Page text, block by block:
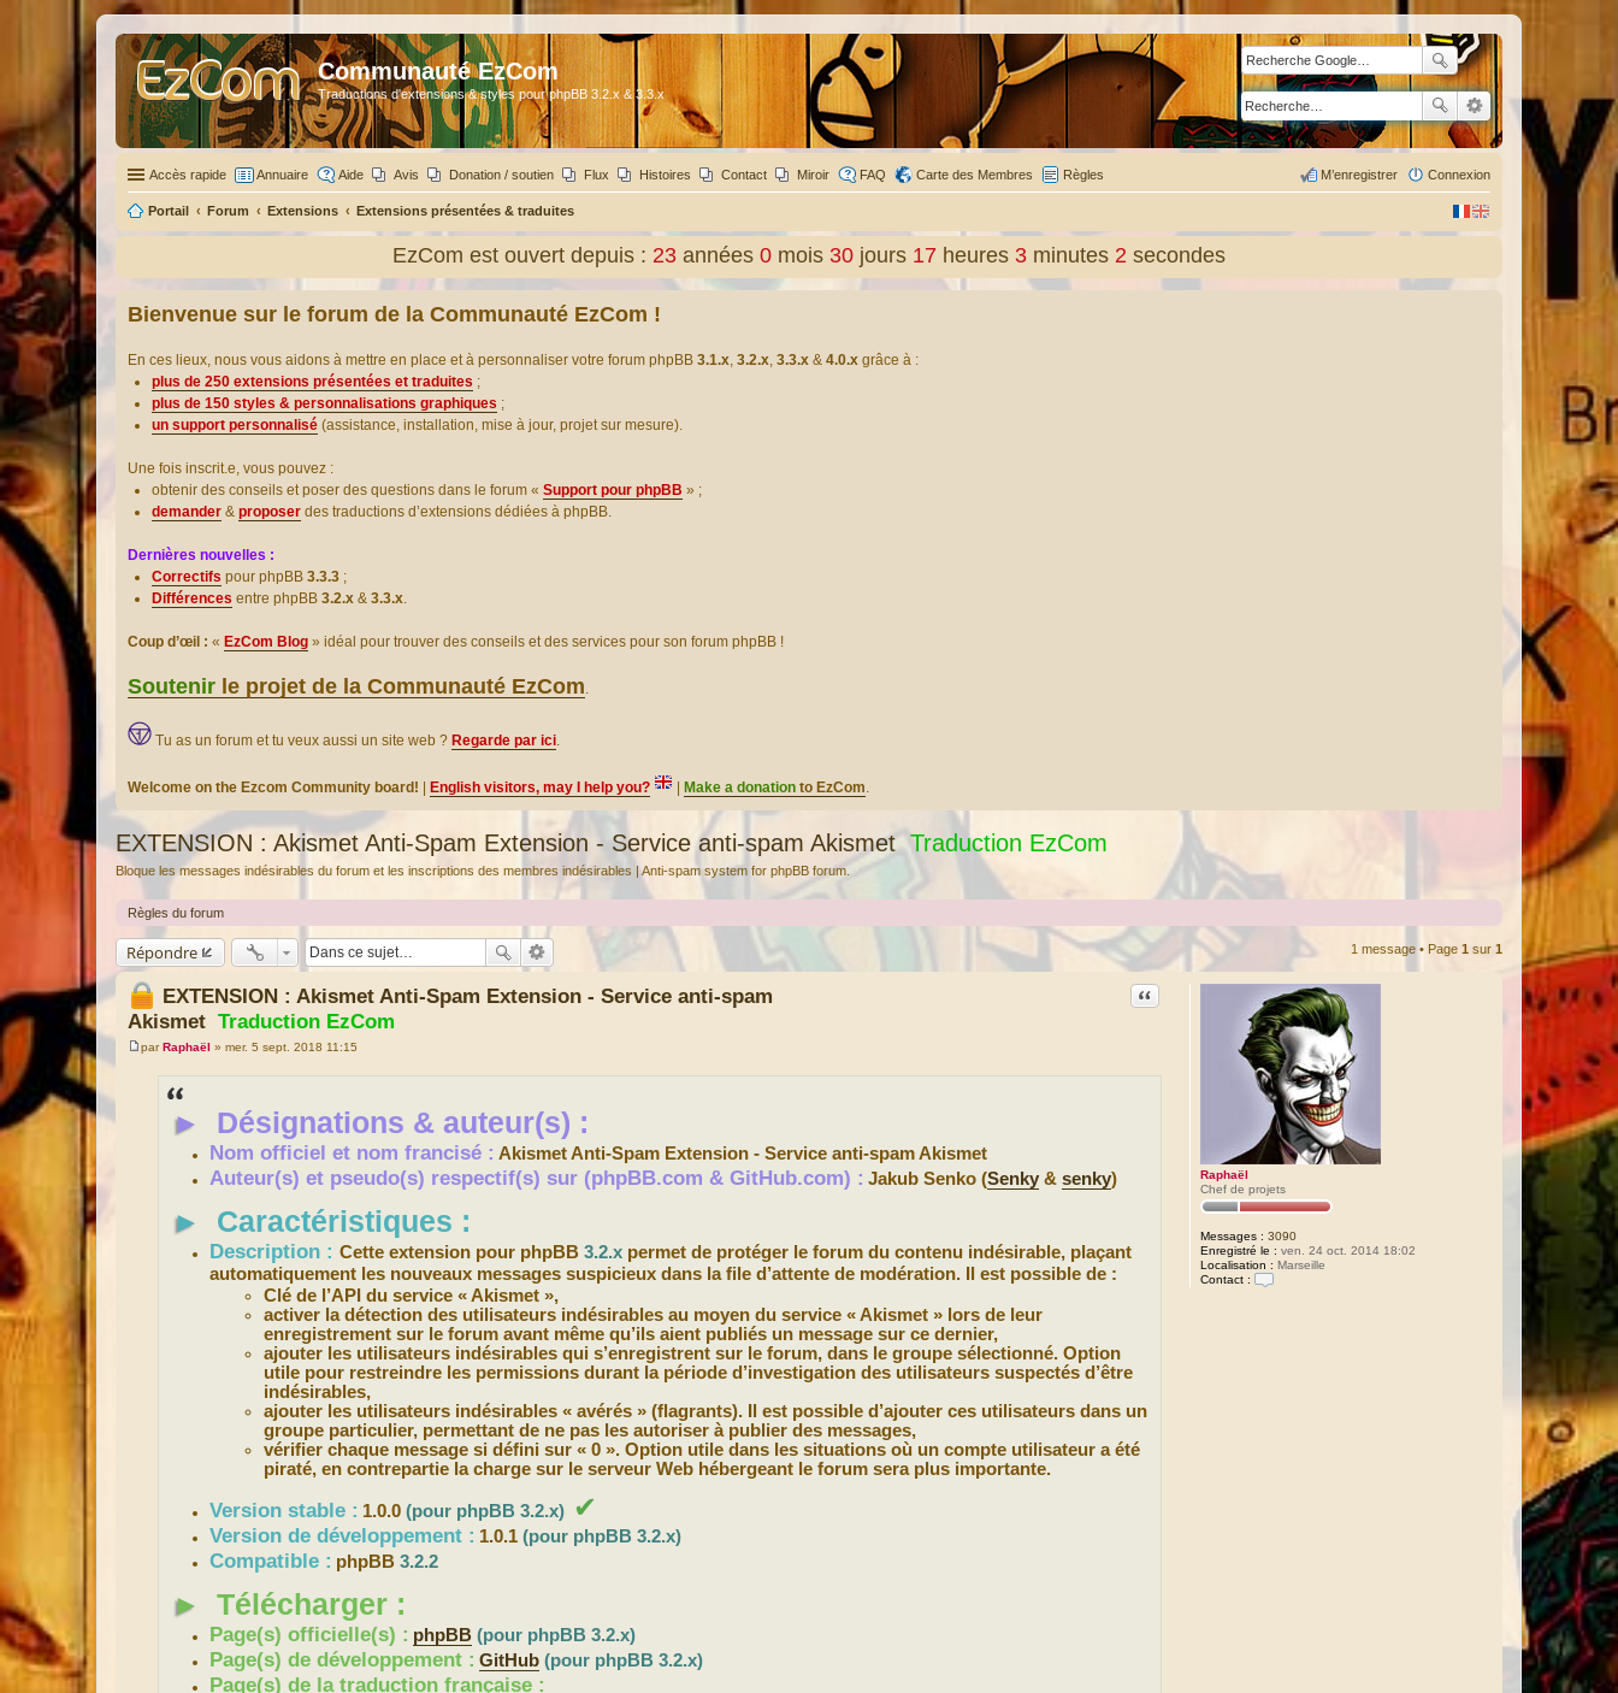
Communauté EzCom
Traductions d'extensions & styles pour phpBB 3.2.x & 3.3.x
Accès rapide Annuaire Aide Avis Donation / soutien Flux Histoires Contact Miroir FAQ Carte des Membres Règles Connexion
M’enregistrer
Portail Forum Extensions Extensions présentées & traduites
EzCom est ouvert depuis : 23 années 0 mois 30 jours 17 heures 3 minutes 3 secondes
Bienvenue sur le forum de la Communauté EzCom !
En ces lieux, nous vous aidons à mettre en place et à personnaliser votre forum phpBB 3.1.x, 3.2.x, 3.3.x & 4.0.x grâce à :
plus de 250 extensions présentées et traduites ;
plus de 150 styles & personnalisations graphiques ;
un support personnalisé (assistance, installation, mise à jour, projet sur mesure).
Une fois inscrit.e, vous pouvez :
obtenir des conseils et poser des questions dans le forum « Support pour phpBB » ;
demander & proposer des traductions d’extensions dédiées à phpBB.
Dernières nouvelles :
Correctifs pour phpBB 3.3.3 ;
Différences entre phpBB 3.2.x & 3.3.x.
Coup d’œil : « EzCom Blog » idéal pour trouver des conseils et des services pour son forum phpBB !
Soutenir le projet de la Communauté EzCom.
Tu as un forum et tu veux aussi un site web ? Regarde par ici.
Welcome on the Ezcom Community board! English visitors, may I help you? Make a donation to EzCom.
EXTENSION : Akismet Anti-Spam Extension - Service anti-spam Akismet Traduction EzCom
Bloque les messages indésirables du forum et les inscriptions des membres indésirables | Anti-spam system for phpBB forum.
Règles du forum
Répondre 1 message • Page 1 sur 1
Raphaël
Chef de projets
Messages : 3090
Enregistré le : ven. 24 oct. 2014 18:02
Localisation : Marseille
Contact :
EXTENSION : Akismet Anti-Spam Extension - Service anti-spam
Akismet Traduction EzCom
Citation
M
parRaphaël » mer. 5 sept. 2018 11:15
► Désignations & auteur(s) :
Nom officiel et nom francisé : Akismet Anti-Spam Extension - Service anti-spam Akismet
Auteur(s) et pseudo(s) respectif(s) sur (phpBB.com & GitHub.com) : Jakub Senko (Senky &senky)
► Caractéristiques :
Description :Cette extension pour phpBB3.2.x permet de protéger le forum du contenu indésirable, plaçant
automatiquement les nouveaux messages suspicieux dans la file d’attente de modération. Il est possible de :
Clé de l’API du service « Akismet »,
activer la détection des utilisateurs indésirables au moyen du service « Akismet » lors de leur
enregistrement sur le forum avant même qu’ils aient publiés un message sur ce dernier,
ajouter les utilisateurs indésirables qui s’enregistrent sur le forum, dans le groupe sélectionné. Option
utile pour restreindre les permissions durant la période d’investigation des utilisateurs suspectés d’être
indésirables,
ajouter les utilisateurs indésirables « avérés » (flagrants). Il est possible d’ajouter ces utilisateurs dans un
groupe particulier, permettant de ne pas les autoriser à publier des messages,
vérifier chaque message si défini sur « 0 ». Option utile dans les situations où un compte utilisateur a été
piraté, en contrepartie la charge sur le serveur Web hébergeant le forum sera plus importante.
Version stable : 1.0.0(pour phpBB 3.2.x) ✔
Version de développement : 1.0.1(pour phpBB 3.2.x)
Compatible : phpBB3.2.2
► Télécharger :
Page(s) officielle(s) : phpBB (pour phpBB 3.2.x)
Page(s) de développement : GitHub (pour phpBB 3.2.x)
Page(s) de la traduction française :